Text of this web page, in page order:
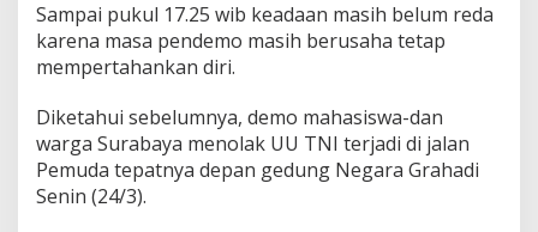
e
n
d
e
o
Sampai pukul 17.25 wib keadaan masih belum reda
karena masa pendemo masih berusaha tetap
mempertahankan diri.
Diketahui sebelumnya, demo mahasiswa-dan
warga Surabaya menolak UU TNI terjadi di jalan
Pemuda tepatnya depan gedung Negara Grahadi
Senin (24/3).